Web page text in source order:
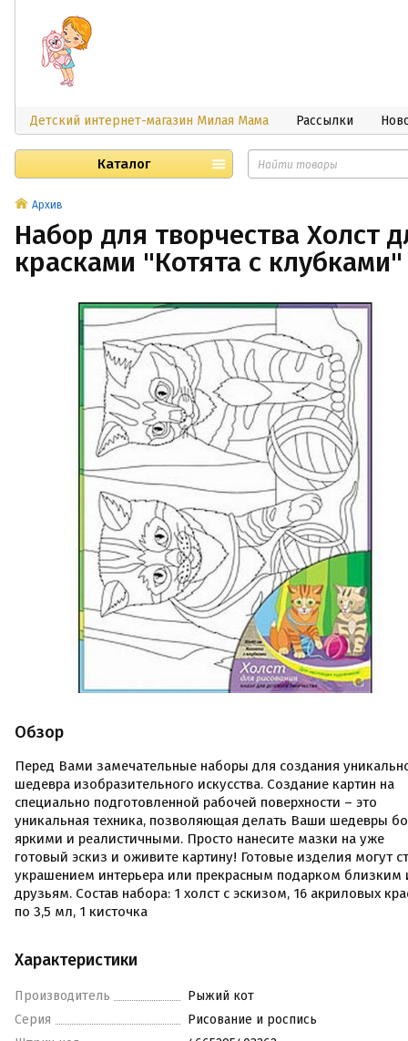
Детский интернет-магазин Милая Мама Рассылки
Каталог
Архив
Набор для творчества Холст
красками "Котята с
Обзор
Перед Вами замечательные наборы для создания
шедевра изобразительного искусства. Создание картин на
специально подготовленной рабочей поверхности – это
уникальная техника, позволяющая делать Ваши шедевры
яркими и реалистичными. Просто нанесите мазки на уже
готовый эскиз и оживите картину! Готовые изделия могут
украшением интерьера или прекрасным подарком близким
друзьям. Состав набора: 1 холст с эскизом, 16 акриловых
по 3,5 мл, 1 кисточка
Характеристики
Производитель
Рыжий кот
Серия
Рисование и роспись